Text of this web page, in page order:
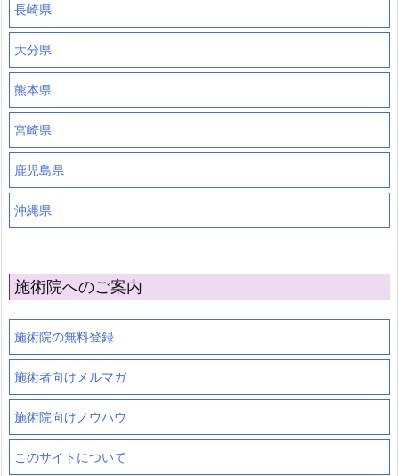
長崎県
大分県
熊本県
宮崎県
鹿児島県
沖縄県
施術院へのご案内
施術院の無料登録
施術者向けメルマガ
施術院向けノウハウ
このサイトについて